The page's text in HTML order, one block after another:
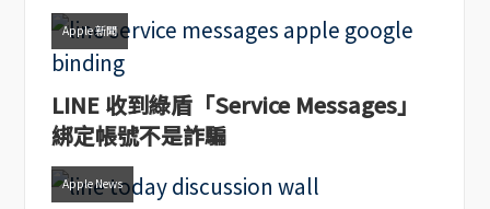
Apple 新聞
LINE 收到綠盾「Service Messages」
綁定帳號不是詐騙
Apple News